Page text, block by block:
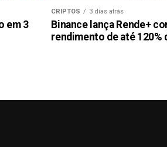
em 3
CRIPTOS 3 dias atrás
Binance lança Rende+
rendimento de até 120%